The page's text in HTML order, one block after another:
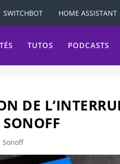
SWITCHBOT HOME ASSISTANT
TUTOS PODCASTS
DE
Sonoff